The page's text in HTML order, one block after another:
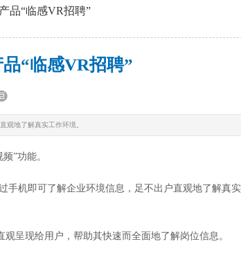
品“临感VR招聘”
“临感VR招聘”
观地了解真实工作环境。
”功能。
机即可了解企业环境信息，足不出户直观地了解真实
呈现给用户，帮助其快速而全面地了解岗位信息。